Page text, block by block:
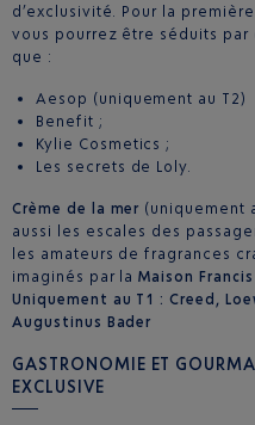
d’exclusivité. Pour la
vous pourrez être séduits par
que :
Aesop (uniquement au T2)
Benefit ;
Kylie Cosmetics ;
Les secrets de Loly.
Crème de la mer (uniquement
aussi les escales des
les amateurs de fragrances
imaginés par laMaison
Uniquement au T1 : Creed,
Augustinus Bader
GASTRONOMIE ET
EXCLUSIVE